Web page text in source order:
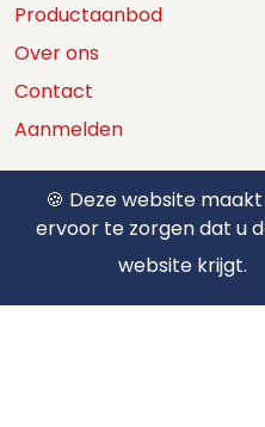
Productaanbod
Over ons
Contact
Aanmelden
Catalogus
Nuttige documenten
Privacy policy
🍪 Deze website
ervoor te zorgen dat u
website krijgt.